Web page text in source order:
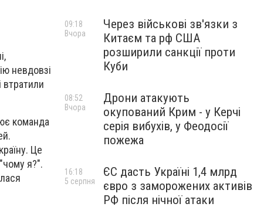
невдовзі
втратили
команда
Це
я?".
Через військові зв'язки з
Китаєм та рф США
розширили санкції проти
Куби
09:18
Вчора
Дрони атакують
окупований Крим - у Керчі
серія вибухів, у Феодосії
пожежа
08:52
Вчора
ЄС дасть Україні 1,4 млрд
євро з заморожених активів
РФ після нічної атаки
16:18
5 серпня